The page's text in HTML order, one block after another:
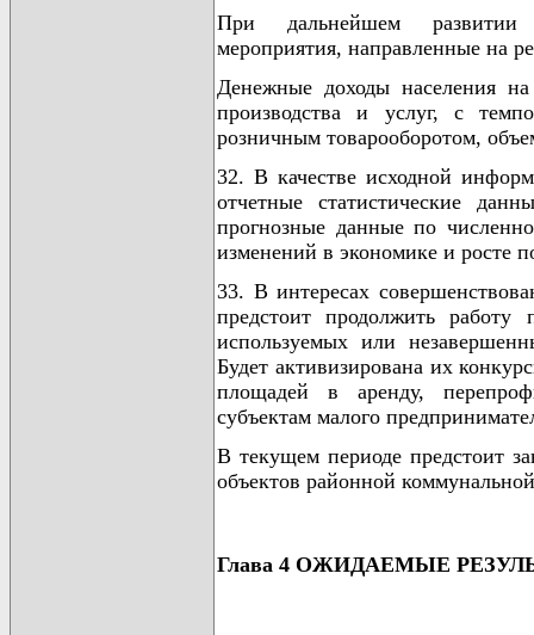
При дальнейшем развитии
мероприятия, направленные на
Денежные доходы населения
производства и услуг, с
розничным товарооборотом,
32. В качестве исходной
отчетные статистические
прогнозные данные по
изменений в экономике и росте
33. В интересах
предстоит продолжить
используемых или
Будет активизирована их
площадей в аренду,
субъектам малого
В текущем периоде предстоит
объектов районной
Глава 4 ОЖИДАЕМЫЕ